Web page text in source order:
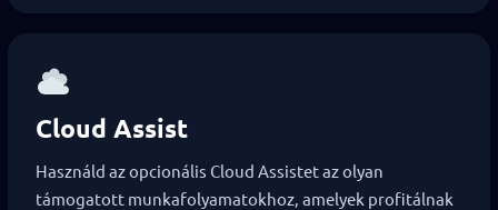
Cloud Assist
Használd az opcionális Cloud Assistet az olyan
támogatott munkafolyamatokhoz, amelyek profitálnak